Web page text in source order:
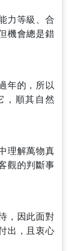
力等級、合
機會總是錯
年的，所以
，順其自然
理解萬物真
觀的判斷事
，因此面對
出，且衷心